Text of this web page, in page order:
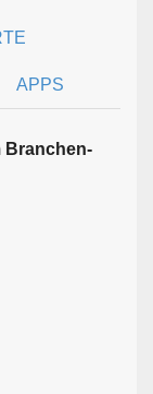
APPS
Branchen­